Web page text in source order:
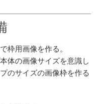
枠用画像を作る。
体の画像サイズを意識し
のサイズの画像枠を作る